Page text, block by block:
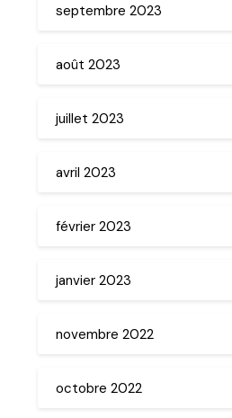
septembre 2023
août 2023
juillet 2023
avril 2023
février 2023
janvier 2023
novembre 2022
octobre 2022